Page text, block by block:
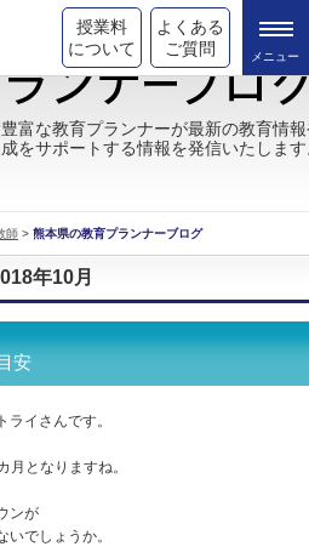
授業料
について
よくある
ご質問
富な教育プランナーが最新の教育情
をサポートする情報を発信いたしま
師 > 熊本県の教育プランナーブログ
年10月
安
イさんです。
となりますね。
ンが
でしょうか。